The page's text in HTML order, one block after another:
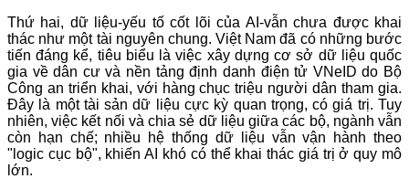
Thứ hai, dữ liệu-yếu tố cốt lõi của AI-vẫn chưa được khai
thác như một tài nguyên chung. Việt Nam đã có những bước
tiến đáng kể, tiêu biểu là việc xây dựng cơ sở dữ liệu quốc
gia về dân cư và nền tảng định danh điện tử VNeID do Bộ
Công an triển khai, với hàng chục triệu người dân tham gia.
Đây là một tài sản dữ liệu cực kỳ quan trọng, có giá trị. Tuy
nhiên, việc kết nối và chia sẻ dữ liệu giữa các bộ, ngành vẫn
còn hạn chế; nhiều hệ thống dữ liệu vẫn vận hành theo
"logic cục bộ", khiến AI khó có thể khai thác giá trị ở quy mô
lớn.